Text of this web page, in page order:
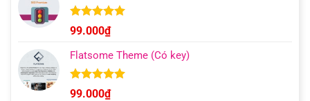
Được xếp
hạng 4.96
5 sao
99.000₫
Flatsome Theme (Có key)
Được xếp
99.000₫